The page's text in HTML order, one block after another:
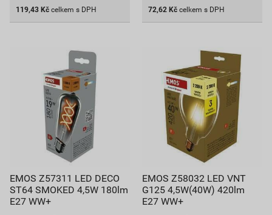
119,43 Kč celkem s DPH 72,62 Kč celkem s DPH
EMOS Z57311 LED DECO
ST64 SMOKED 4,5W 180lm
E27 WW+
EMOS Z58032 LED VNT
G125 4,5W(40W) 420lm
E27 WW+